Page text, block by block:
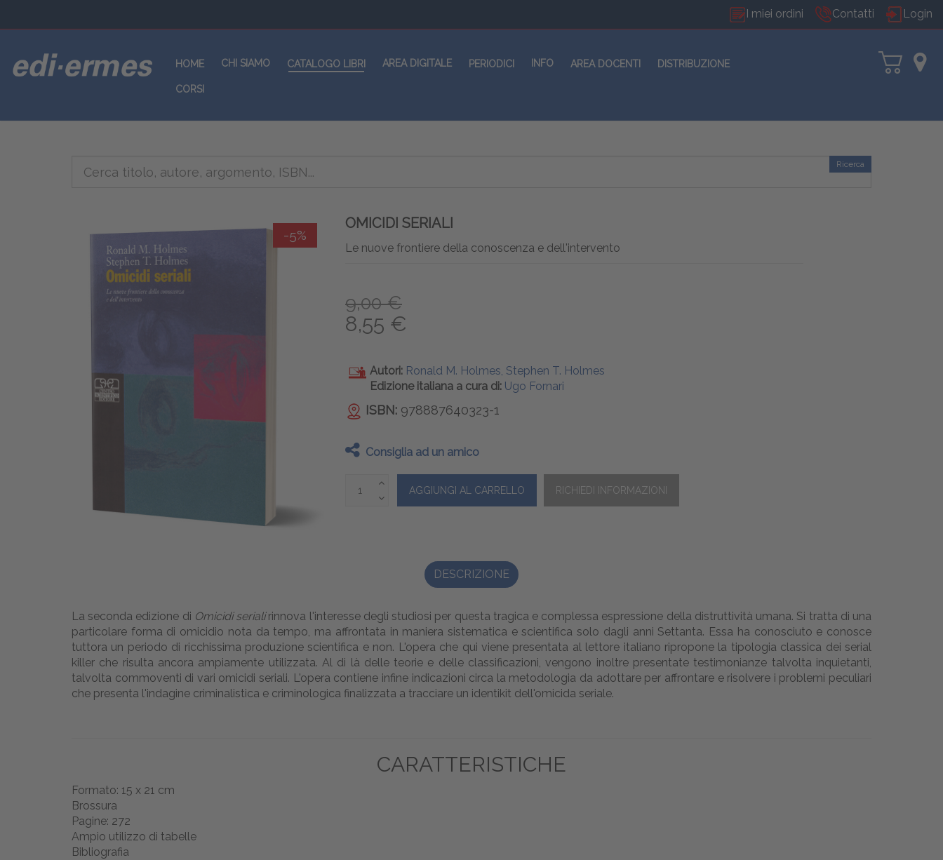
I miei ordini Contatti Login
HOME CHI SIAMO CATALOGO LIBRI AREA DIGITALE PERIODICI INFO AREA DOCENTI DISTRIBUZIONE
CORSI
Ricerca
-5%
OMICIDI SERIALI
Le nuove frontiere della conoscenza e dell'intervento
9,00 €
8,55 €
Autori: Ronald M. Holmes, Stephen T. Holmes
Edizione italiana a cura di: Ugo Fornari
ISBN: 978887640323-1
Consiglia ad un amico
DESCRIZIONE
La seconda edizione di Omicidi serialirinnova l'interesse degli studiosi per questa tragica e complessa espressione della distruttività umana. Si tratta di una
particolare forma di omicidio nota da tempo, ma affrontata in maniera sistematica e scientifica solo dagli anni Settanta. Essa ha conosciuto e conosce
tuttora un periodo di ricchissima produzione scientifica e non. L'opera che qui viene presentata al lettore italiano ripropone la tipologia classica dei serial
killer che risulta ancora ampiamente utilizzata. Al di là delle teorie e delle classificazioni, vengono inoltre presentate testimonianze talvolta inquietanti,
talvolta commoventi di vari omicidi seriali. L'opera contiene infine indicazioni circa la metodologia da adottare per affrontare e risolvere i problemi peculiari
che presenta l'indagine criminalistica e criminologica finalizzata a tracciare un identikit dell'omicida seriale.
CARATTERISTICHE
Formato: 15 x 21 cm
Brossura
Pagine: 272
Ampio utilizzo di tabelle
Bibliografia